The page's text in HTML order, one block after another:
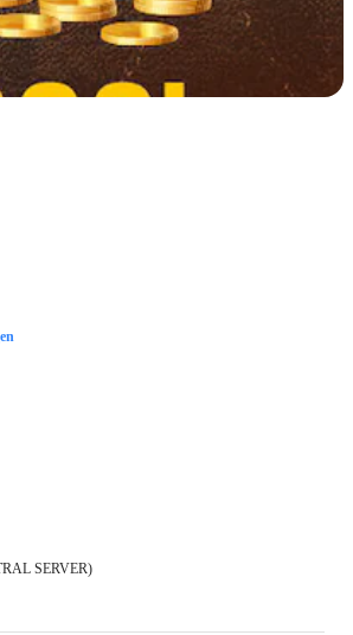
SERVER)